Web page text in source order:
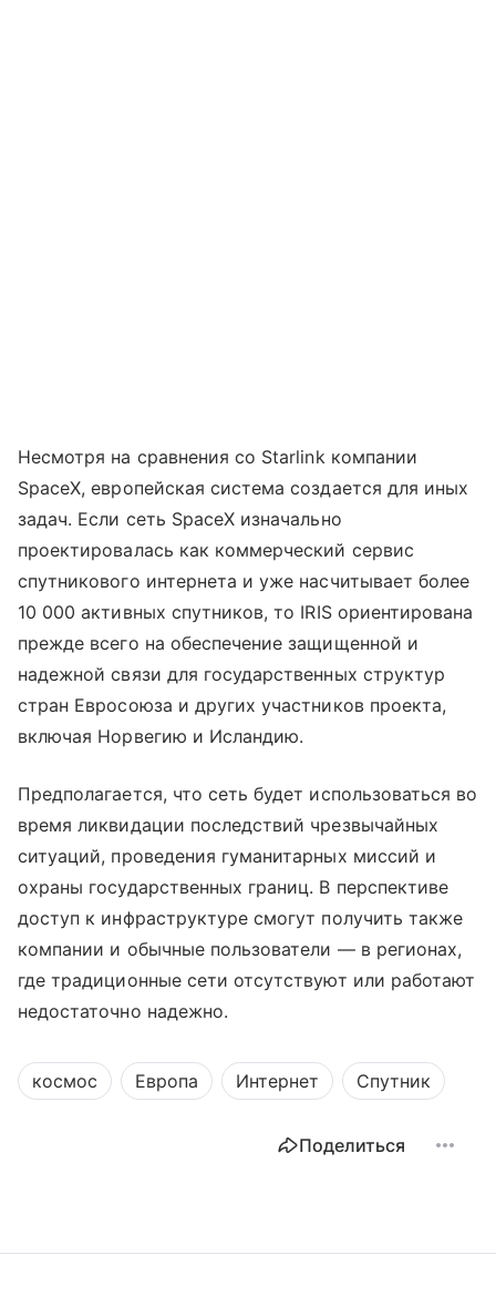
Несмотря на сравнения со Starlink компании
SpaceX, европейская система создается для иных
задач. Если сеть SpaceX изначально
проектировалась как коммерческий сервис
спутникового интернета и уже насчитывает более
10 000 активных спутников, то IRIS ориентирована
прежде всего на обеспечение защищенной и
надежной связи для государственных структур
стран Евросоюза и других участников проекта,
включая Норвегию и Исландию.
Предполагается, что сеть будет использоваться во
время ликвидации последствий чрезвычайных
ситуаций, проведения гуманитарных миссий и
охраны государственных границ. В перспективе
доступ к инфраструктуре смогут получить также
компании и обычные пользователи — в регионах,
где традиционные сети отсутствуют или работают
недостаточно надежно.
космос Европа Интернет Спутник
Поделиться